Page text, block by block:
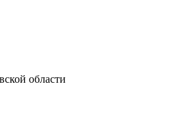
области